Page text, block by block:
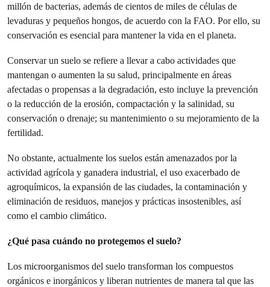
millón de bacterias, además de cientos de miles de células de
levaduras y pequeños hongos, de acuerdo con la FAO. Por ello, su
conservación es esencial para mantener la vida en el planeta.
Conservar un suelo se refiere a llevar a cabo actividades que
mantengan o aumenten la su salud, principalmente en áreas
afectadas o propensas a la degradación, esto incluye la prevención
o la reducción de la erosión, compactación y la salinidad, su
conservación o drenaje; su mantenimiento o su mejoramiento de la
fertilidad.
No obstante, actualmente los suelos están amenazados por la
actividad agrícola y ganadera industrial, el uso exacerbado de
agroquímicos, la expansión de las ciudades, la contaminación y
eliminación de residuos, manejos y prácticas insostenibles, así
como el cambio climático.
¿Qué pasa cuándo no protegemos el suelo?
Los microorganismos del suelo transforman los compuestos
orgánicos e inorgánicos y liberan nutrientes de manera tal que las